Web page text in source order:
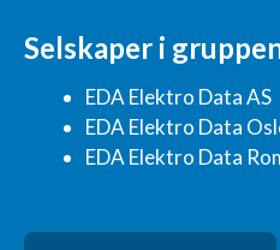
Selskaper i
EDA Elektro Data AS
EDA Elektro Data
EDA Elektro Data